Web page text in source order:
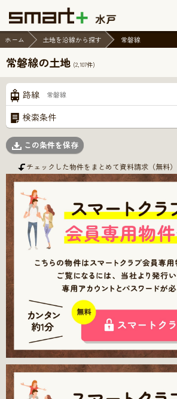
ホーム 土地を沿線から探す 常磐線
常磐線の土地 (2,107件)
路線 常磐線
検索条件
この条件を保存
チェックした物件をまとめて資料請求（無料）